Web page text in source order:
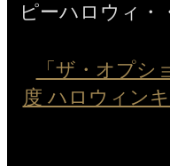
ピーハロウィ・
「ザ・オプシ
度 ハロウィン